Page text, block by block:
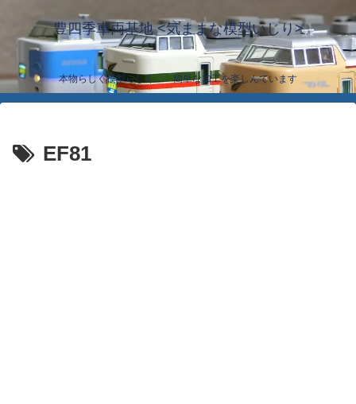
豊四季車両基地 <気ままな模型いじり>
本物らしく模型らしく… 簡単な加工を楽しんでいます
EF81